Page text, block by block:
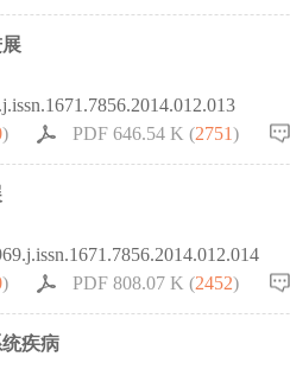
) PDF 646.54 K (2751)
) PDF 808.07 K (2452)
疾病